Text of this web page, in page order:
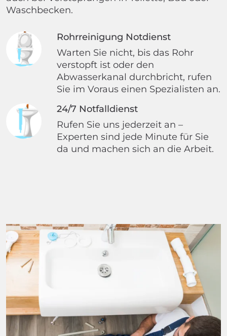
Waschbecken.
Rohrreinigung Notdienst
Warten Sie nicht, bis das Rohr
verstopft ist oder den
Abwasserkanal durchbricht, rufen
Sie im Voraus einen Spezialisten an.
24/7 Notfalldienst
Rufen Sie uns jederzeit an –
Experten sind jede Minute für Sie
da und machen sich an die Arbeit.